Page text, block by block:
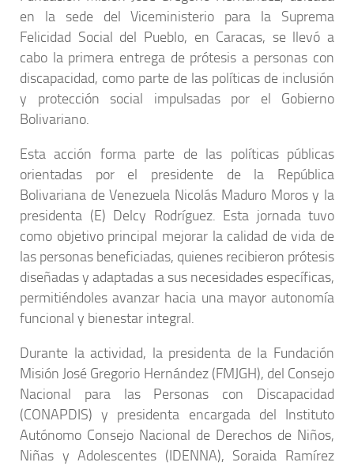
en la sede del Viceministerio para la Suprema
Felicidad Social del Pueblo, en Caracas, se llevó a
cabo la primera entrega de prótesis a personas con
discapacidad, como parte de las políticas de inclusión
y protección social impulsadas por el Gobierno
Bolivariano.
Esta acción forma parte de las políticas públicas
orientadas por el presidente de la República
Bolivariana de Venezuela Nicolás Maduro Moros y la
presidenta (E) Delcy Rodríguez. Esta jornada tuvo
como objetivo principal mejorar la calidad de vida de
las personas beneficiadas, quienes recibieron prótesis
diseñadas y adaptadas a sus necesidades específicas,
permitiéndoles avanzar hacia una mayor autonomía
funcional y bienestar integral.
Durante la actividad, la presidenta de la Fundación
Misión José Gregorio Hernández (FMJGH), del Consejo
Nacional para las Personas con Discapacidad
(CONAPDIS) y presidenta encargada del Instituto
Autónomo Consejo Nacional de Derechos de Niños,
Niñas y Adolescentes (IDENNA), Soraida Ramírez